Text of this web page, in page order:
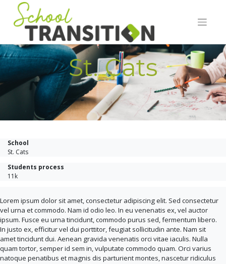
content
St. Cats
School
St. Cats
Students process
11k
Lorem ipsum dolor sit amet, consectetur adipiscing elit. Sed consectetur
vel urna et commodo. Nam id odio leo. In eu venenatis ex, vel auctor
ipsum. Fusce eu urna tincidunt, commodo purus sed, fermentum libero.
In justo ex, efficitur vel dui porttitor, feugiat sollicitudin ante. Nam sit
amet tincidunt dui. Aenean gravida venenatis orci vitae iaculis. Nulla
quam tortor, semper id sem in, vulputate commodo quam. Orci varius
natoque penatibus et magnis dis parturient montes, nascetur ridiculus